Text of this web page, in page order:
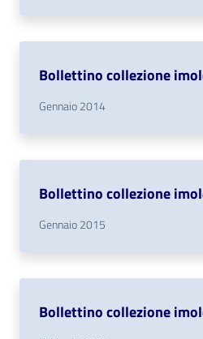
Casa
Archivio
storico
Decentrate
Patto
Seguici
Bollettino collezione
Gennaio 2014
Bollettino collezione
Gennaio 2015
Bollettino collezione